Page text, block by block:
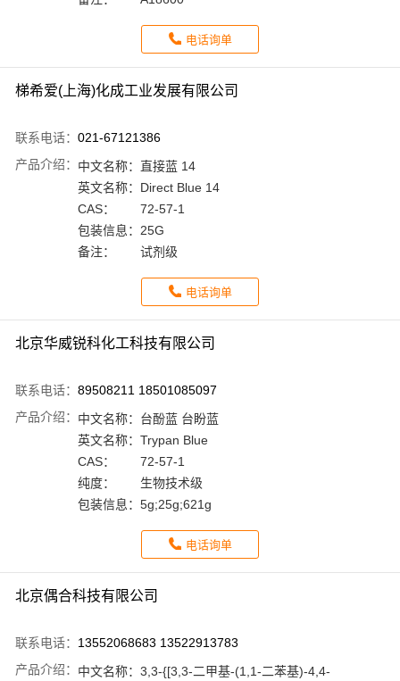
电话询单
梯希爱(上海)化成工业发展有限公司
联系电话： 021-67121386
产品介绍： 中文名称： 直接蓝 14
英文名称： Direct Blue 14
CAS：
72-57-1
包装信息： 25G
备注：
试剂级
电话询单
北京华威锐科化工科技有限公司
联系电话： 89508211 18501085097
产品介绍： 中文名称： 台酚蓝 台盼蓝
英文名称： Trypan Blue
CAS：
72-57-1
纯度：
生物技术级
包装信息： 5g;25g;621g
电话询单
北京偶合科技有限公司
联系电话： 13552068683 13522913783
产品介绍： 中文名称： 3,3-{[3,3-二甲基-(1,1-二苯基)-4,4-